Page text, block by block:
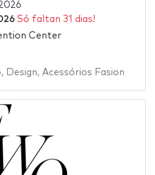
Só faltan 31 dias!
Center
, Design, Acessórios Fasion